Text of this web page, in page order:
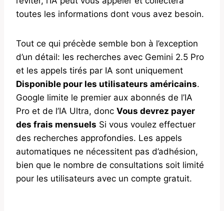
toutes les informations dont vous avez besoin.
Tout ce qui précède semble bon à l’exception
d’un détail: les recherches avec Gemini 2.5 Pro
et les appels tirés par IA sont uniquement
Disponible pour les utilisateurs américains.
Google limite le premier aux abonnés de l’IA
Pro et de l’IA Ultra, donc Vous devrez payer
des frais mensuels Si vous voulez effectuer
des recherches approfondies. Les appels
automatiques ne nécessitent pas d’adhésion,
bien que le nombre de consultations soit limité
pour les utilisateurs avec un compte gratuit.